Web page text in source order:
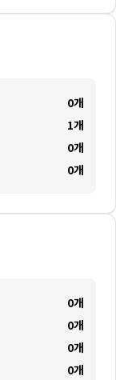
0개
1개
0개
0개
0개
0개
0개
0개